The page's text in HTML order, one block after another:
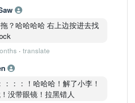
？哈哈哈哈 右上边按进去找
· translate
：：！哈哈哈！解了小李！
没带眼镜！拉黑错人